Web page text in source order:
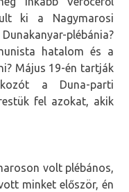
ki a Nagymarosi
plébánia?
hatalom és a
Május 19-én tartják
a Duna-parti
fel azokat, akik
volt plébános,
minket először, én